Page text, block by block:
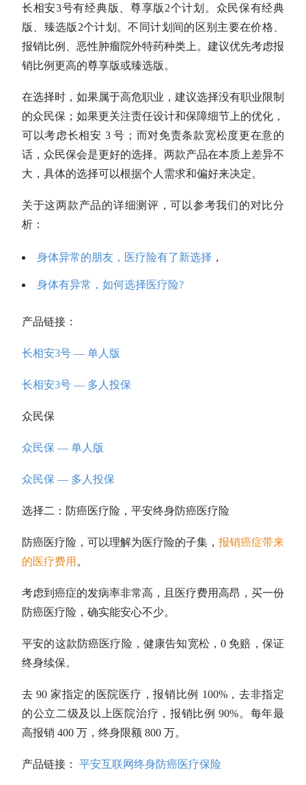
长相安3号有经典版、尊享版2个计划。众民保有经典
版、臻选版2个计划。不同计划间的区别主要在价格、
报销比例、恶性肿瘤院外特药种类上。建议优先考虑报
销比例更高的尊享版或臻选版。
在选择时 ，如果属于高危职业，建议选择没有职业限制
的众民保；如果更关注责任设计和保障细节上的优化，
可以考虑长相安 3 号；而对免责条款宽松度更在意的
话，众民保会是更好的选择。两款产品在本质上差异不
大，具体的选择可以根据个人需求和偏好来决定。
关于这两款产品的详细测评，可以参考我们的对比分
析：
身体异常的朋友，医疗险有了新选择 ，
身体有异常，如何选择医疗险?
产品链接：
长相安3号 — 单人版
长相安3号 — 多人投保
众民保
众民保 — 单人版
众民保 — 多人投保
选择二：防癌医疗险，平安终身防癌医疗险
防癌医疗险，可以理解为医疗险的子集， 报销癌症带来
的医疗费用 。
考虑到癌症的发病率非常高，且医疗费用高昂，买一份
防癌医疗险，确实能安心不少。
平安的这款防癌医疗险，健康告知宽松，0 免赔，保证
终身续保。
去 90 家指定的医院医疗，报销比例 100%，去非指定
的公立二级及以上医院治疗，报销比例 90%。每年最
高报销 400 万，终身限额 800 万。
产品链接： 平安互联网终身防癌医疗保险